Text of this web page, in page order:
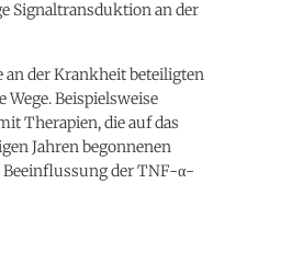
Signaltransduktion an der
an der Krankheit beteiligten
Beispielsweise
Therapien, die auf das
Jahren begonnenen
der TNF-α-